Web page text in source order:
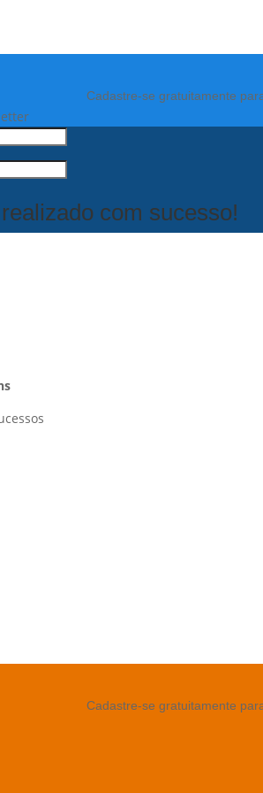
Cadastre-se gratuitamente
com sucesso!
Cadastre-se gratuitamente